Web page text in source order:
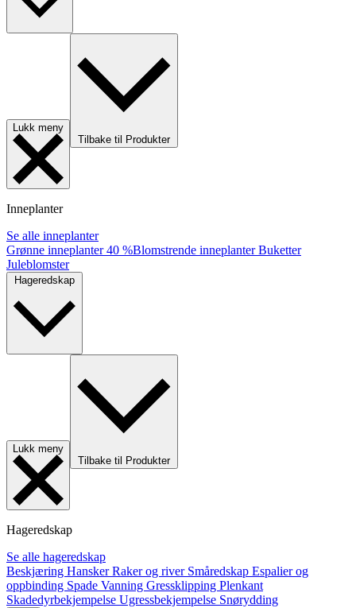
Lukk meny
Tilbake til Produkter
Inneplanter
Se alle inneplanter
Grønne inneplanter40 %Blomstrende inneplanterBuketter
Juleblomster
Lukk meny
Tilbake til Produkter
Hageredskap
Se alle hageredskap
Beskjæring HanskerRaker og river Småredskap Espalier og
oppbinding Spade Vanning Gressklipping Plenkant
Skadedyrbekjempelse Ugressbekjempelse Snørydding